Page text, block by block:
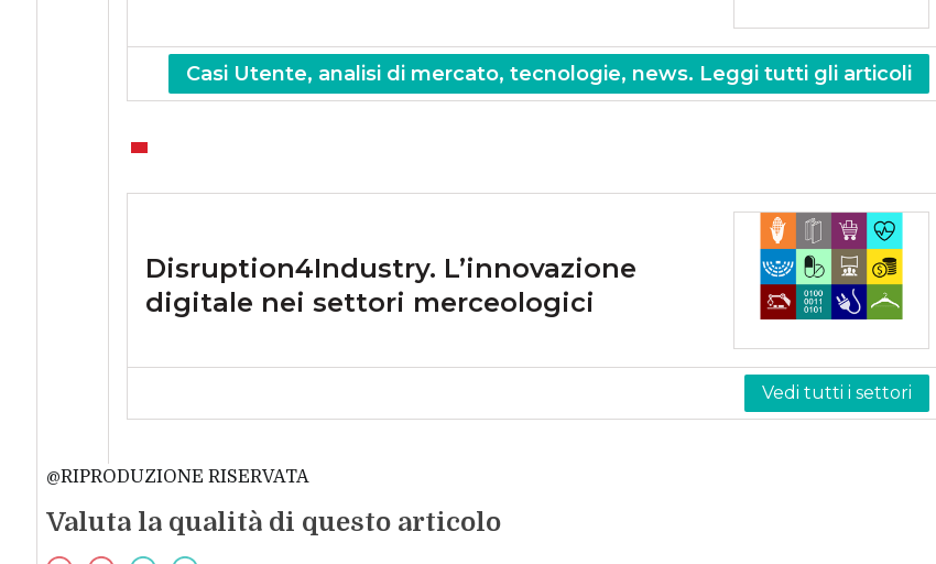
Casi Utente, analisi di mercato, tecnologie, news. Leggi tutti gli articoli
Disruption4Industry. L’innovazione
digitale nei settori merceologici
Vedi tutti i settori
@RIPRODUZIONE RISERVATA
Valuta la qualità di questo articolo